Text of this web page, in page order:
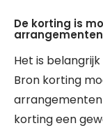
De korting is
Het is
Bron korting
arrangementen
korting een